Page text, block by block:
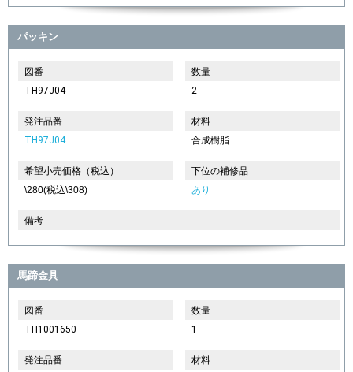
パッキン
図番
TH97J04
数量
2
発注品番
TH97J04
材料
合成樹脂
希望小売価格（税込）
\280(税込\308)
下位の補修品
あり
備考
馬蹄金具
図番
TH1001650
数量
1
発注品番
材料